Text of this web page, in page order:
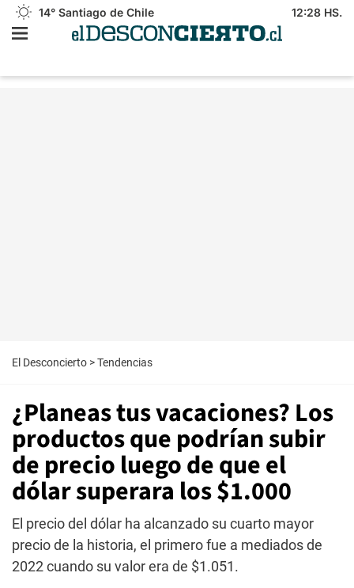
14° Santiago de Chile 12:28 HS.
El Desconcierto >Tendencias
¿Planeas tus vacaciones? Los
productos que podrían subir
de precio luego de que el
dólar superara los $1.000
El precio del dólar ha alcanzado su cuarto mayor
precio de la historia, el primero fue a mediados de
2022 cuando su valor era de $1.051.